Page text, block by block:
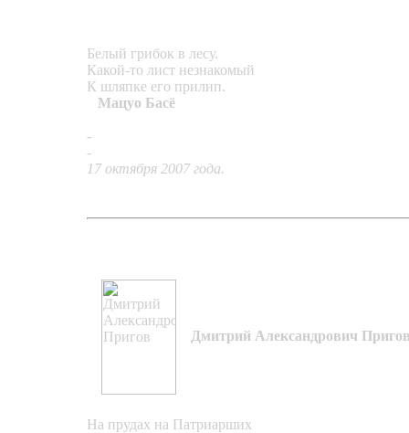
Белый грибок в лесу.
Какой-то лист незнакомый
К шляпке его прилип.
Мацуо Басё
-
-
17 октября 2007 года.
Дмитрий Александрович
На прудах на Патриарших